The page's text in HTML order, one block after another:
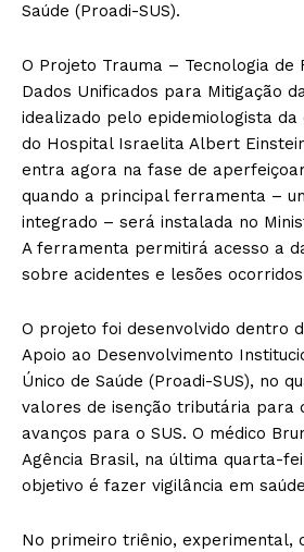
Saúde (Proadi-SUS).
O Projeto Trauma – Tecnologia de
Dados Unificados para Mitigação
idealizado pelo epidemiologista da
do Hospital Israelita Albert
entra agora na fase de
quando a principal ferramenta –
integrado – será instalada no
A ferramenta permitirá acesso a
sobre acidentes e lesões
O projeto foi desenvolvido dentro
Apoio ao Desenvolvimento
Único de Saúde (Proadi-SUS), no
valores de isenção tributária para
avanços para o SUS. O médico
Agência Brasil, na última quarta-
objetivo é fazer vigilância em
No primeiro triênio, experimental,